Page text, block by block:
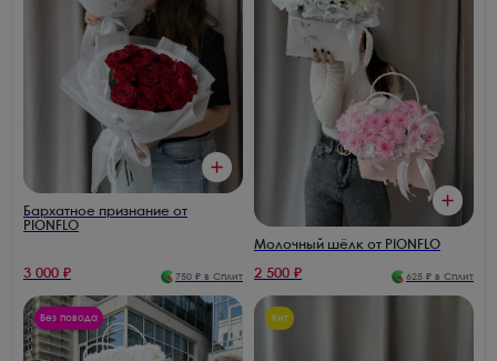
Бархатное признание от
PIONFLO
3 000 ₽ 750 ₽ в Сплит
Молочный шёлк от PIONFLO
2 500 ₽ 625 ₽ в Сплит
Без повода Хит